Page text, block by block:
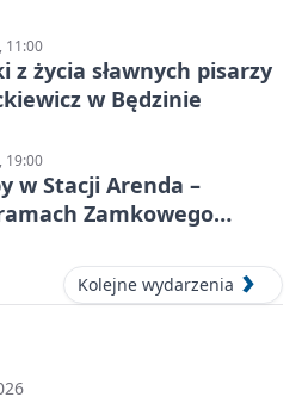
11:00
z życia sławnych pisarzy
w Będzinie
19:00
w Stacji Arenda –
Zamkowego
Kolejne wydarzenia